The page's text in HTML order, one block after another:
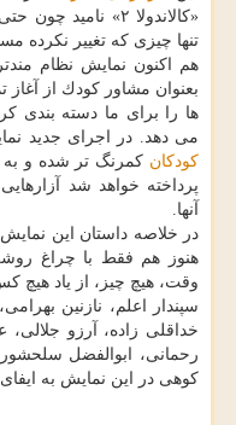
«كالاندولا ۲»
تنها چیزی كه تغییر نكرده
هم اكنون نمایش نظام
بعنوان مشاور كودك از
ها را برای ما دسته بندی
می دهد. در اجرای جدید
كودكان كمرنگ تر شده و به
پرداخته خواهد شد
آنها.
در خلاصه داستان این
هنوز هم فقط با چراغ
وقت، هیچ چیز، از یاد هیچ
سپندار اعلم، نازنین
خداقلی زاده، آرزو
رحمانی، ابوالفضل
كوهی در این نمایش به